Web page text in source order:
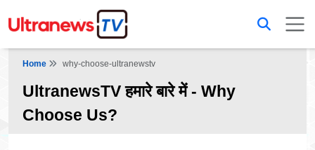
Home why-choose-ultranewstv
UltranewsTV हमारे बारे में - Why
Choose Us?